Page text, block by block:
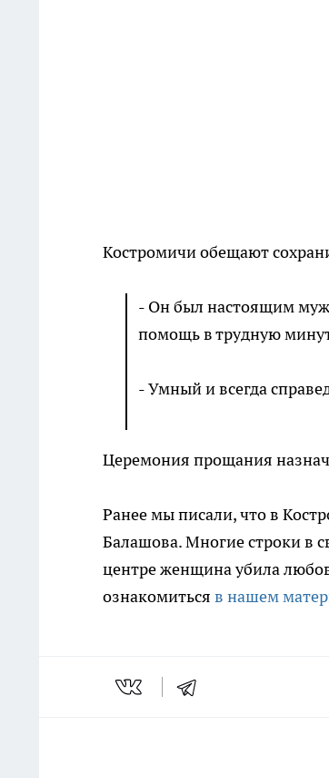
Костромичи обещают
- Он был настоящим
помощь в трудную
- Умный и всегда
Церемония прощания
Ранее мы писали, что в
Балашова. Многие строки в
центре женщина убила
ознакомиться в нашем